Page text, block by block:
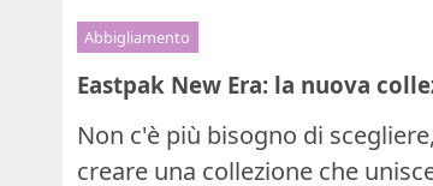
Abbigliamento
Eastpak New Era: la nuova
Non c'è più bisogno di
creare una collezione che